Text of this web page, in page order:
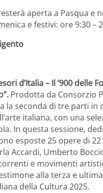
aperta a Pasqua e
e festivi: ore 9:30
d’Italia – Il ‘900
Prodotta da Consorzio
la seconda di tre parti in
italiana, con una
In questa sessione,
esposte 25 opere di
Accardi, Umberto
e movimenti
alla terza e
della Cultura 2025.